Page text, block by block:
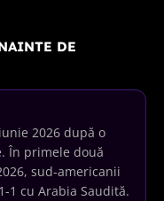
DE
2026 după o
În primele două
sud-americanii
1 cu Arabia Saudită.